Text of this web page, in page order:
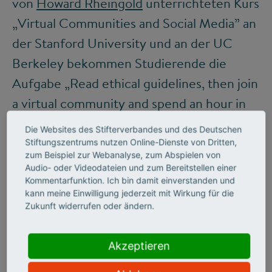
„Virtual Communities and Social Media” an
der Stanford University und an der UC
Berkeley bekommen Studierende die
Aufgabe „Read ethical guidelines, then join
a virtual community and spend an hour in
it”. In so einen Kurs muss viel Material
hineinpassen und die Studierenden haben
nicht ewig Zeit. Aber die Vorstellung, dass
man in einer Stunde etwas über eine
Netzgemeinschaft und nicht nur über die
herausfinden kann, führt in etwa so weit
wie die, nach vier Wochen wisse man über
Die Websites des Stifterverbandes und des Deutschen
Stiftungszentrums nutzen Online-Dienste von Dritten,
zum Beispiel zur Webanalyse, zum Abspielen von
Audio- oder Videodateien und zum Bereitstellen einer
Kommentarfunktion. Ich bin damit einverstanden und
kann meine Einwilligung jederzeit mit Wirkung für die
Zukunft widerrufen oder ändern.
Akzeptieren